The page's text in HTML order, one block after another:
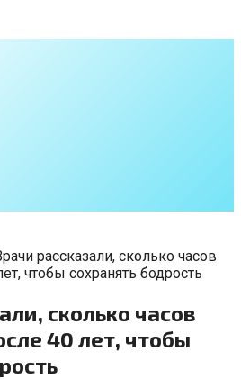
рассказали, сколько часов
чтобы сохранять бодрость
сколько часов
40 лет, чтобы